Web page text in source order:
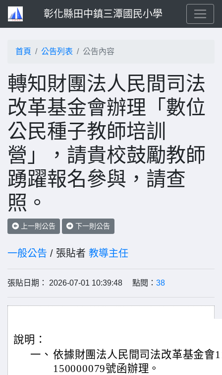
彰化縣田中鎮三潭國民小學
首頁 公告列表 公告內容
轉知財團法人民間司法
改革基金會辦理「數位
公民種子教師培訓
營」，請貴校鼓勵教師
踴躍報名參與，請查
照。
上一則公告 下一則公告
一般公告 / 張貼者 教導主任
張貼日期： 2026-07-01 10:39:48 點閱： 38
說明：
一、 依據財團法人民間司法改革基金會
150000079號函辦理。